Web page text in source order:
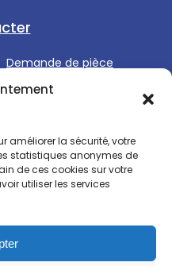
améliorer la sécurité, votre
statistiques anonymes de
de ces cookies sur votre
utiliser les services
Demande de pièce
Asus
portable HP
Acer
DELL
Lenovo